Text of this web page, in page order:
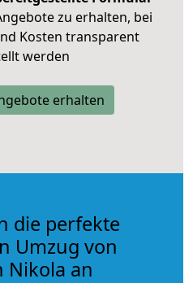
zu erhalten, bei
Kosten transparent
werden
erhalten
die perfekte
Umzug von
Nikola an